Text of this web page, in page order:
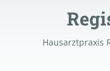
Hausarztpraxis